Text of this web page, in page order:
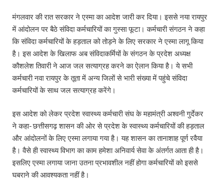
मंगलवार की रात सरकार ने एस्मा का आदेश जारी कर दिया। इससे नया रायपुर
में आंदोलन पर बैठे संविदा कर्मचारियों का गुस्सा फूटा। कर्मचारी संगठन ने कहा
कि संविदा कर्मचारियों के हड़ताल को तोड़ने के लिए सरकार ने एस्मा लागू किया
है। इस आदेश के खिलाफ अब संविदाकर्मियों के संगठन के प्रदेश अध्यक्ष
कौशलेश तिवारी ने आज जल सत्याग्रह करने का ऐलान किया है। ये सभी
कर्मचारी नवा रायपुर के तूता में अन्य जिलों से भारी संख्या में पहुंचे संविदा
कर्मचारियों के साथ जल सत्याग्रह करेंगे।
इस आदेश को लेकर प्रदेश स्वास्थ्य कर्मचारी संघ के महामंत्री अश्वनी गुर्देकर
ने कहा- छत्तीसगढ़ शासन की ओर से प्रदेश के स्वास्थ्य कर्मचारियों की हड़ताल
और आंदोलनों के लिए एस्मा लगाया गया है। यह शासन का तानाशाह पूर्ण रवैया
है। वैसे ही स्वास्थ्य विभाग का काम हमेशा अनिवार्य सेवा के अंतर्गत आता ही है।
इसलिए एस्मा लगाया जाना उतना प्रभावशील नहीं होगा कर्मचारियों को इससे
घबराने की आवश्यकता नहीं है।